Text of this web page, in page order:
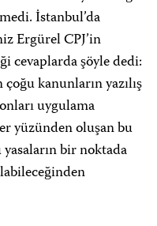
İstanbul’da
Ergürel CPJ’in
cevaplarda şöyle dedi:
kanunların yazılış
uygulama
yüzünden oluşan bu
bir noktada